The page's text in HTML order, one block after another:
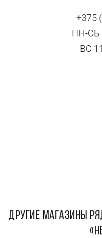
+375
ПН-СБ
ВС
ДРУГИЕ МАГАЗИНЫ